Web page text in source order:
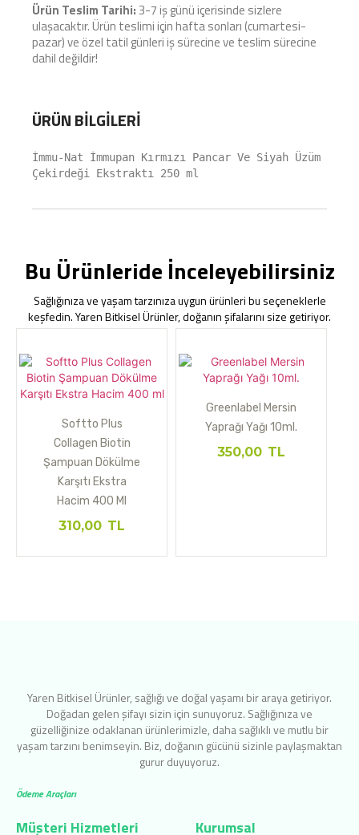
Ürün Teslim Tarihi:3-7 iş günü içerisinde sizlere
ulaşacaktır. Ürün teslimi için hafta sonları (cumartesi-
pazar) ve özel tatil günleri iş sürecine ve teslim sürecine
dahil değildir!
ÜRÜN BILGILERI
İmmu-Nat İmmupan Kırmızı Pancar Ve Siyah Üzüm
Çekirdeği Ekstraktı 250 ml
Bu Ürünleride İnceleyebilirsiniz
Sağlığınıza ve yaşam tarzınıza uygun ürünleri bu seçeneklerle
keşfedin. Yaren Bitkisel Ürünler, doğanın şifalarını size getiriyor.
Softto Plus
Collagen Biotin
Şampuan Dökülme
Karşıtı Ekstra
Hacim 400 Ml
310,00 TL
Greenlabel Mersin
Yaprağı Yağı 10ml.
350,00 TL
Yaren Bitkisel Ürünler, sağlığı ve doğal yaşamı bir araya getiriyor.
Doğadan gelen şifayı sizin için sunuyoruz. Sağlığınıza ve
güzelliğinize odaklanan ürünlerimizle, daha sağlıklı ve mutlu bir
yaşam tarzını benimseyin. Biz, doğanın gücünü sizinle paylaşmaktan
gurur duyuyoruz.
Ödeme Araçları
Müşteri Hizmetleri Kurumsal